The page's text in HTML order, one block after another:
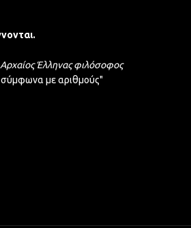
Έλληνας φιλόσοφος
με αριθμούς"